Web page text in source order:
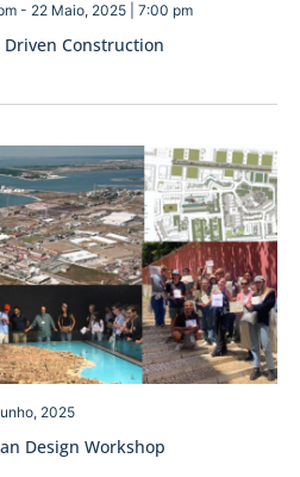
Driven Construction
- 22 Maio, 2025 | 7:00 pm
Design Workshop
2025